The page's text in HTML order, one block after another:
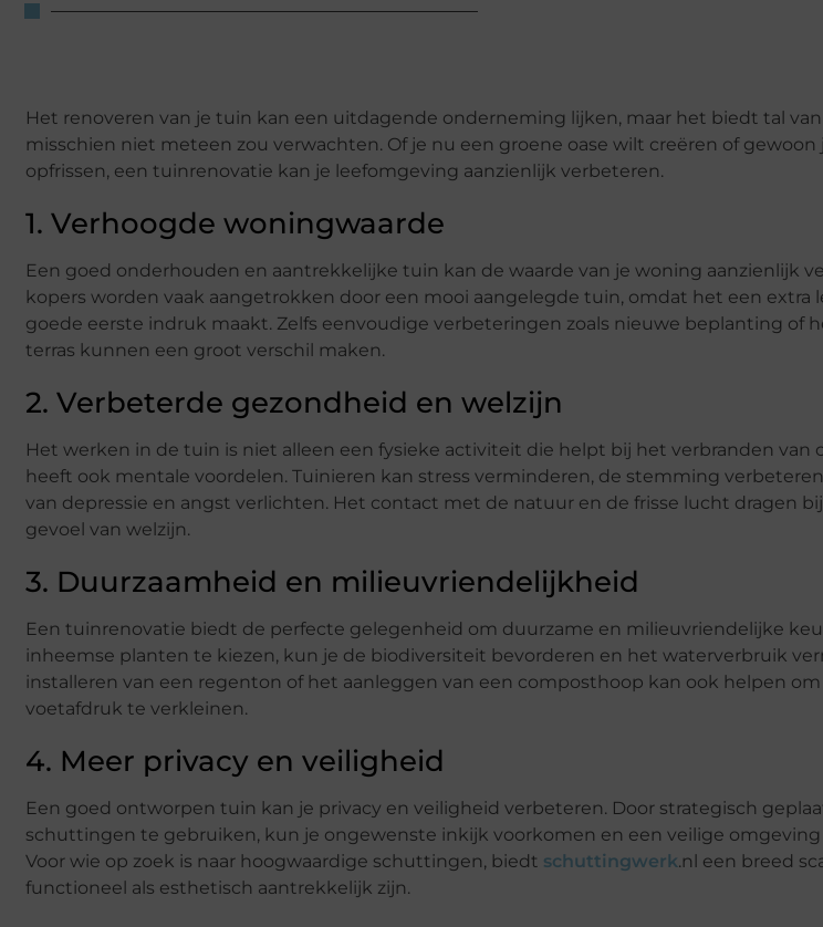
Het renoveren van je tuin kan een uitdagende onderneming lijken, maar het biedt tal
misschien niet meteen zou verwachten. Of je nu een groene oase wilt creëren of
opfrissen, een tuinrenovatie kan je leefomgeving aanzienlijk verbeteren.
1. Verhoogde woningwaarde
Een goed onderhouden en aantrekkelijke tuin kan de waarde van je woning aanzienlijk
kopers worden vaak aangetrokken door een mooi aangelegde tuin, omdat het een extra
goede eerste indruk maakt. Zelfs eenvoudige verbeteringen zoals nieuwe beplanting of
terras kunnen een groot verschil maken.
2. Verbeterde gezondheid en welzijn
Het werken in de tuin is niet alleen een fysieke activiteit die helpt bij het verbranden van
heeft ook mentale voordelen. Tuinieren kan stress verminderen, de stemming
van depressie en angst verlichten. Het contact met de natuur en de frisse lucht dragen bij
gevoel van welzijn.
3. Duurzaamheid en milieuvriendelijkheid
Een tuinrenovatie biedt de perfecte gelegenheid om duurzame en milieuvriendelijke
inheemse planten te kiezen, kun je de biodiversiteit bevorderen en het waterverbruik
installeren van een regenton of het aanleggen van een composthoop kan ook helpen
voetafdruk te verkleinen.
4. Meer privacy en veiligheid
Een goed ontworpen tuin kan je privacy en veiligheid verbeteren. Door strategisch
schuttingen te gebruiken, kun je ongewenste inkijk voorkomen en een veilige omgeving
Voor wie op zoek is naar hoogwaardige schuttingen, biedt schuttingwerk.nl een breed
functioneel als esthetisch aantrekkelijk zijn.